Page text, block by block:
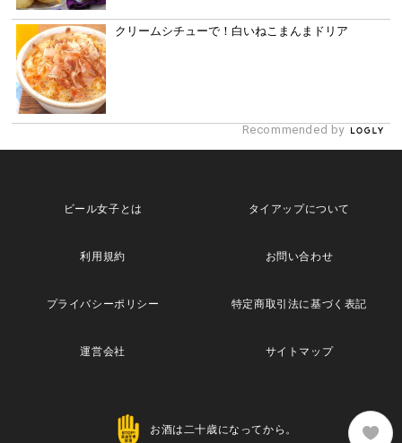
クリームシチューで！白いねこまんまドリア
Recommended by
ビール女子とは タイアップについて
利用規約 お問い合わせ
プライバシーポリシー 特定商取引法に基づく表記
運営会社 サイトマップ
お酒は二十歳になってから。